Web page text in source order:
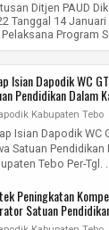
Ditjen PAUD
Tanggal 14
Program
Isian Dapodik WC
Pendidikan Dalam
15 Januari 2026
Kabupaten Tebo
Isian Dapodik WC
Satuan Pendidikan
Tebo Per-Tgl.
Peningkatan
Satuan
SD, SMP, dan